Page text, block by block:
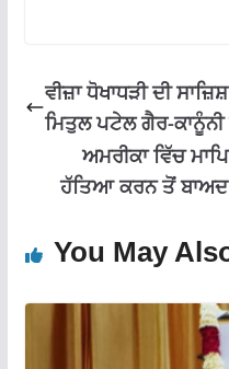
k p
ਵੀਜ਼ਾ ਧੋਖਾਧੜੀ ਦੀ
ਮਿਤੁਲ ਪਟੇਲ ਗੈਰ-ਕਾਨੂੰਨੀ
ਅਮਰੀਕਾ ਵਿੱਚ
ਹੱਤਿਆ ਕਰਨ ਤੋਂ ਬਾਅਦ
You May